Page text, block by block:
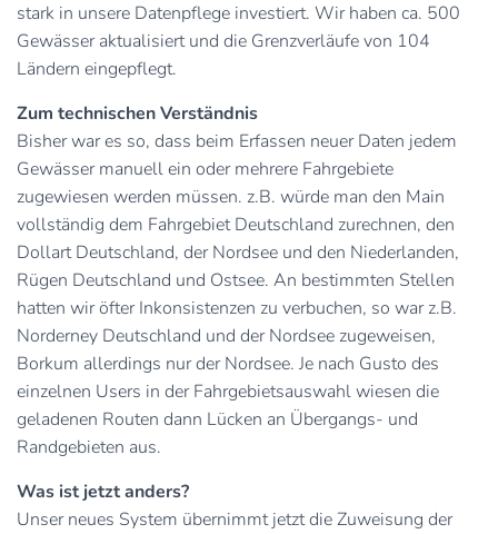
stark in unsere Datenpflege investiert. Wir haben ca. 500
Gewässer aktualisiert und die Grenzverläufe von 104
Ländern eingepflegt.
Zum technischen Verständnis
Bisher war es so, dass beim Erfassen neuer Daten jedem
Gewässer manuell ein oder mehrere Fahrgebiete
zugewiesen werden müssen. z.B. würde man den Main
vollständig dem Fahrgebiet Deutschland zurechnen, den
Dollart Deutschland, der Nordsee und den Niederlanden,
Rügen Deutschland und Ostsee. An bestimmten Stellen
hatten wir öfter Inkonsistenzen zu verbuchen, so war z.B.
Norderney Deutschland und der Nordsee zugeweisen,
Borkum allerdings nur der Nordsee. Je nach Gusto des
einzelnen Users in der Fahrgebietsauswahl wiesen die
geladenen Routen dann Lücken an Übergangs- und
Randgebieten aus.
Was ist jetzt anders?
Unser neues System übernimmt jetzt die Zuweisung der